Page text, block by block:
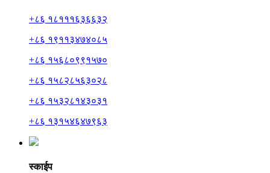
+८६ १८१११६३६६३२
+८६ १९११३४७४०८५
+८६ १५६८०९९१५७०
+८६ १५८२८५६३०२८
+८६ १५३२८१४३०३१
+८६ १३१५४६४७९६३
स्काईप